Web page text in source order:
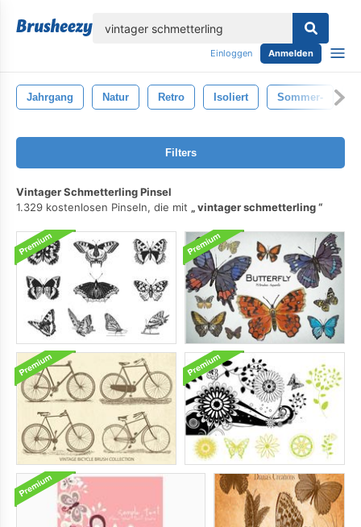
Einloggen Anmelden
Jahrgang Natur Retro Isoliert Sommer-
Filters
Vintager Schmetterling Pinsel
1.329 kostenlosen Pinseln, die mit
vintager schmetterling